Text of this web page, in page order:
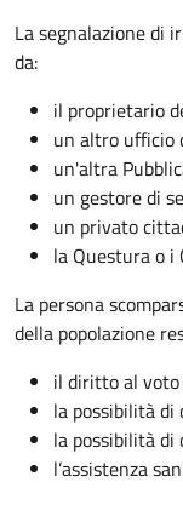
La segnalazione di
da:
il proprietario
un altro ufficio
un'altra
un gestore di
un privato
la Questura o i
La persona
della popolazione
il diritto al voto
la possibilità
la possibilità
l’assistenza